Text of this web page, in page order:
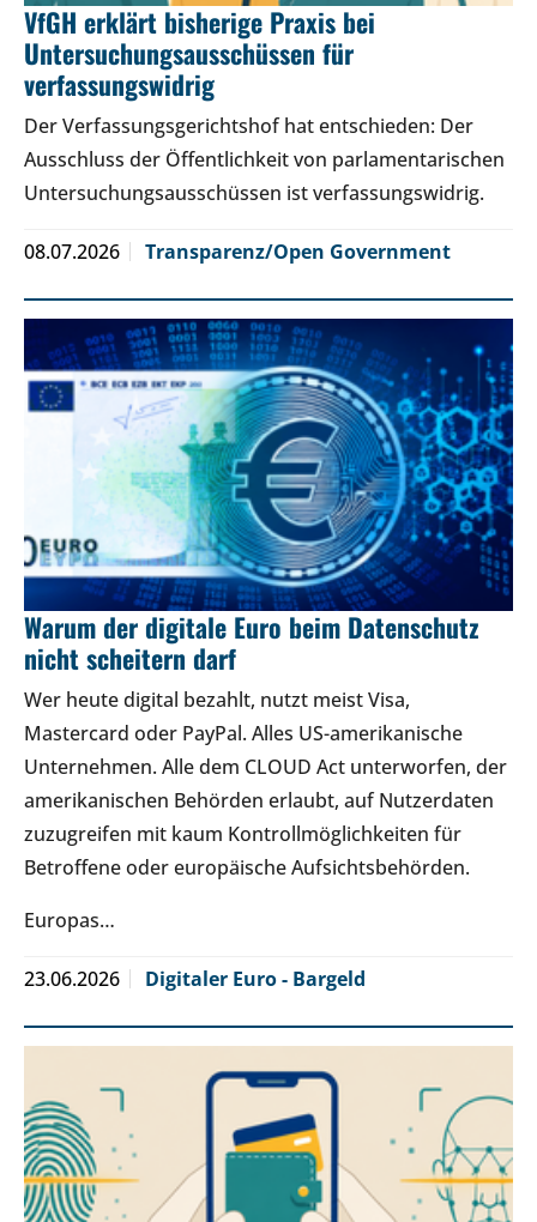
VfGH erklärt bisherige Praxis bei
Untersuchungsausschüssen für
verfassungswidrig
Der Verfassungsgerichtshof hat entschieden: Der
Ausschluss der Öffentlichkeit von parlamentarischen
Untersuchungsausschüssen ist verfassungswidrig.
08.07.2026 Transparenz/Open Government
Warum der digitale Euro beim Datenschutz
nicht scheitern darf
Wer heute digital bezahlt, nutzt meist Visa,
Mastercard oder PayPal. Alles US-amerikanische
Unternehmen. Alle dem CLOUD Act unterworfen, der
amerikanischen Behörden erlaubt, auf Nutzerdaten
zuzugreifen mit kaum Kontrollmöglichkeiten für
Betroffene oder europäische Aufsichtsbehörden.
Europas…
23.06.2026 Digitaler Euro - Bargeld